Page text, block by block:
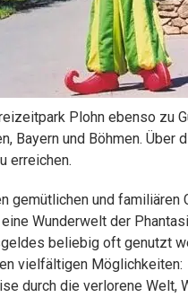
Plohn ebenso zu
Bayern und Böhmen. Über
erreichen.
und familiären
Wunderwelt der
beliebig oft genutzt
vielfältigen Möglichkeiten:
durch die verlorene Welt,